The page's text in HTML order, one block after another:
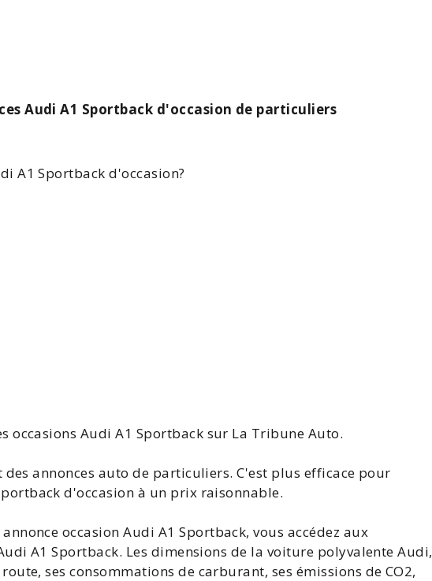
Audi A1 Sportback d'occasion de particuliers
A1 Sportback d'occasion?
occasions Audi A1 Sportback sur La Tribune Auto.
desannonces auto de particuliers. C'est plus efficace pour
d'occasion à un prix raisonnable.
annonce occasion Audi A1 Sportback, vous accédez aux
A1 Sportback. Les dimensions de la voiture polyvalente Audi,
ses consommations de carburant, ses émissions de CO2,